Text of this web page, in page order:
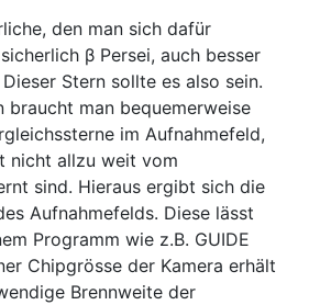
den man sich dafür
β Persei, auch besser
Stern sollte es also sein.
braucht man bequemerweise
im Aufnahmefeld,
nicht allzu weit vom
sind. Hieraus ergibt sich die
Aufnahmefelds. Diese lässt
Programm wie z.B. GUIDE
Chipgrösse der Kamera erhält
Brennweite der